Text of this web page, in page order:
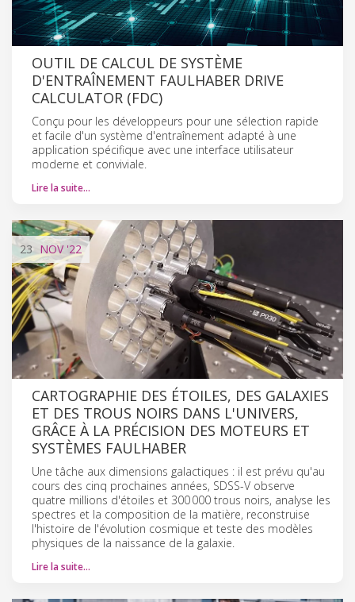
OUTIL DE CALCUL DE SYSTÈME
D'ENTRAÎNEMENT FAULHABER DRIVE
CALCULATOR (FDC)
Conçu pour les développeurs pour une sélection rapide
et facile d'un système d'entraînement adapté à une
application spécifique avec une interface utilisateur
moderne et conviviale.
Lire la suite…
23 NOV'22
CARTOGRAPHIE DES ÉTOILES, DES GALAXIES
ET DES TROUS NOIRS DANS L'UNIVERS,
GRÂCE À LA PRÉCISION DES MOTEURS ET
SYSTÈMES FAULHABER
Une tâche aux dimensions galactiques : il est prévu qu'au
cours des cinq prochaines années, SDSS-V observe
quatre millions d'étoiles et 300 000 trous noirs, analyse les
spectres et la composition de la matière, reconstruise
l'histoire de l'évolution cosmique et teste des modèles
physiques de la naissance de la galaxie.
Lire la suite…